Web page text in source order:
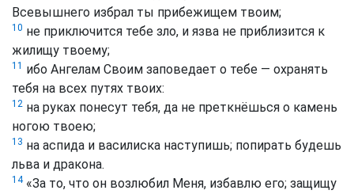
Всевышнего избрал ты прибежищем твоим;
10 не приключится тебе зло, и язва не приблизится к
жилищу твоему;
11 ибо Ангелам Своим заповедает о тебе — охранять
тебя на всех путях твоих:
12 на руках понесут тебя, да не преткнёшься о камень
ногою твоею;
13 на аспида и василиска наступишь; попирать будешь
льва и дракона.
14«За то, что он возлюбил Меня, избавлю его; защищу